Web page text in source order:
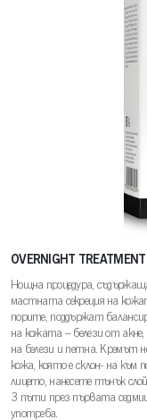
OVERNIGHT
Нощна процедура,
мастната секреция на
порите, поддържат
на кожата – белези от
на белези и петна. Кремът
кожа, която е склон- на към
лицето, нанесете тънък
3 пъти през първата
употреба.